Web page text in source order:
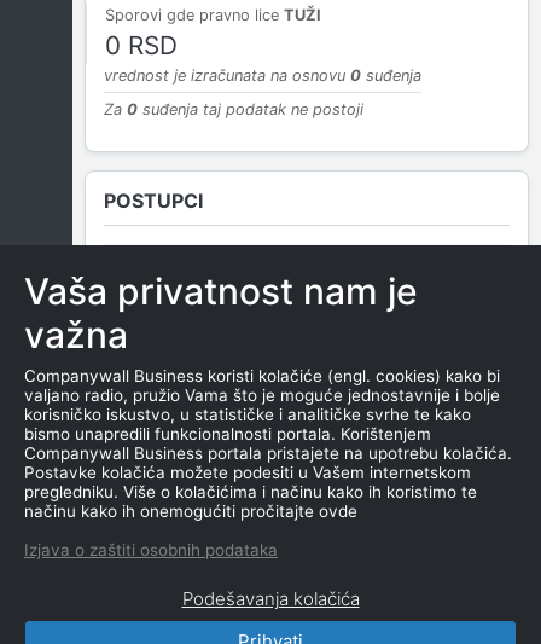
Sporovi gde pravno lice TUŽI
0 RSD
vrednost je izračunata na osnovu 0 suđenja
Za 0 suđenja taj podatak ne postoji
POSTUPCI
NEMA SUDSKIH OBJAVA
ROČIŠTA
NEMA SUDSKIH OBJAVA
CompanyWall Business © 2026
Vaša privatnost nam je
važna
Companywall Business koristi kolačiće (engl. cookies) kako bi
valjano radio, pružio Vama što je moguće jednostavnije i bolje
korisničko iskustvo, u statističke i analitičke svrhe te kako
bismo unapredili funkcionalnosti portala. Korištenjem
Companywall Business portala pristajete na upotrebu kolačića.
Postavke kolačića možete podesiti u Vašem internetskom
pregledniku. Više o kolačićima i načinu kako ih koristimo te
načinu kako ih onemogućiti pročitajte ovde
Izjava o zaštiti osobnih podataka
Podešavanja kolačića